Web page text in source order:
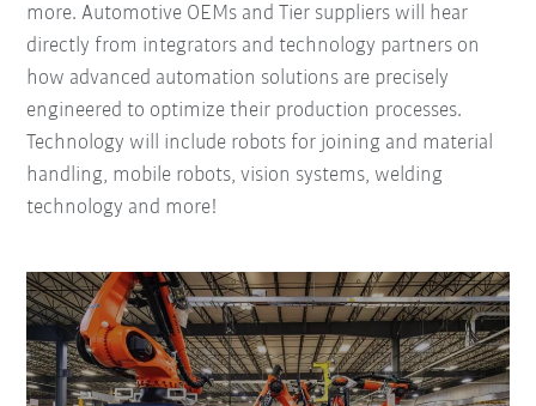
more. Automotive OEMs and Tier suppliers will hear
directly from integrators and technology partners on
how advanced automation solutions are precisely
engineered to optimize their production processes.
Technology will include robots for joining and material
handling, mobile robots, vision systems, welding
technology and more!